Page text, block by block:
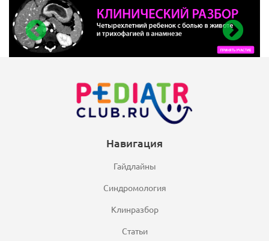
Навигация
Гайдлайны
Синдромология
Клинразбор
Статьи